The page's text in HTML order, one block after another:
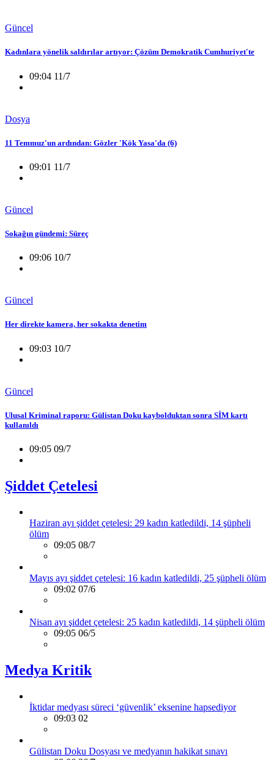
Güncel
Kadınlara yönelik saldırılar artıyor: Çözüm Demokratik Cumhuriyet'te
09:04 11/7
Dosya
11 Temmuz'un ardından: Gözler 'Kök Yasa'da (6)
09:01 11/7
Güncel
Sokağın gündemi: Süreç
09:06 10/7
Güncel
Her direkte kamera, her sokakta denetim
09:03 10/7
Güncel
Ulusal Kriminal raporu: Gülistan Doku kaybolduktan sonra SİM kartı
kullanıldı
09:05 09/7
Şiddet Çetelesi
Haziran ayı şiddet çetelesi: 29 kadın katledildi, 14 şüpheli
ölüm
09:05 08/7
Mayıs ayı şiddet çetelesi: 16 kadın katledildi, 25 şüpheli ölüm
09:02 07/6
Nisan ayı şiddet çetelesi: 25 kadın katledildi, 14 şüpheli ölüm
09:05 06/5
Medya Kritik
İktidar medyası süreci ‘güvenlik’ eksenine hapsediyor
09:03 02
Gülistan Doku Dosyası ve medyanın hakikat sınavı